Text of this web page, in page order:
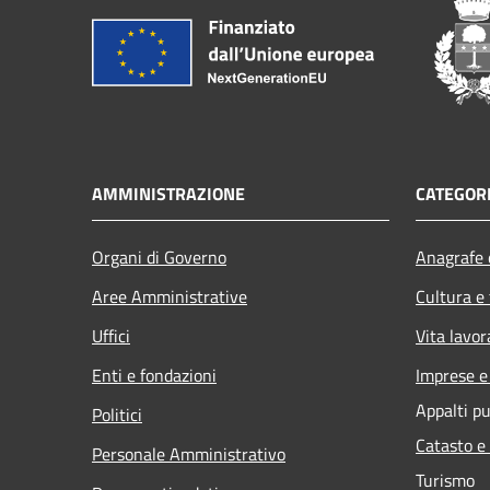
AMMINISTRAZIONE
Organi di Governo
Aree Amministrative
Uffici
Enti e fondazioni
Politici
Personale Amministrativo
Cultura
Vita
Imprese
Appalti
Catasto
Turismo